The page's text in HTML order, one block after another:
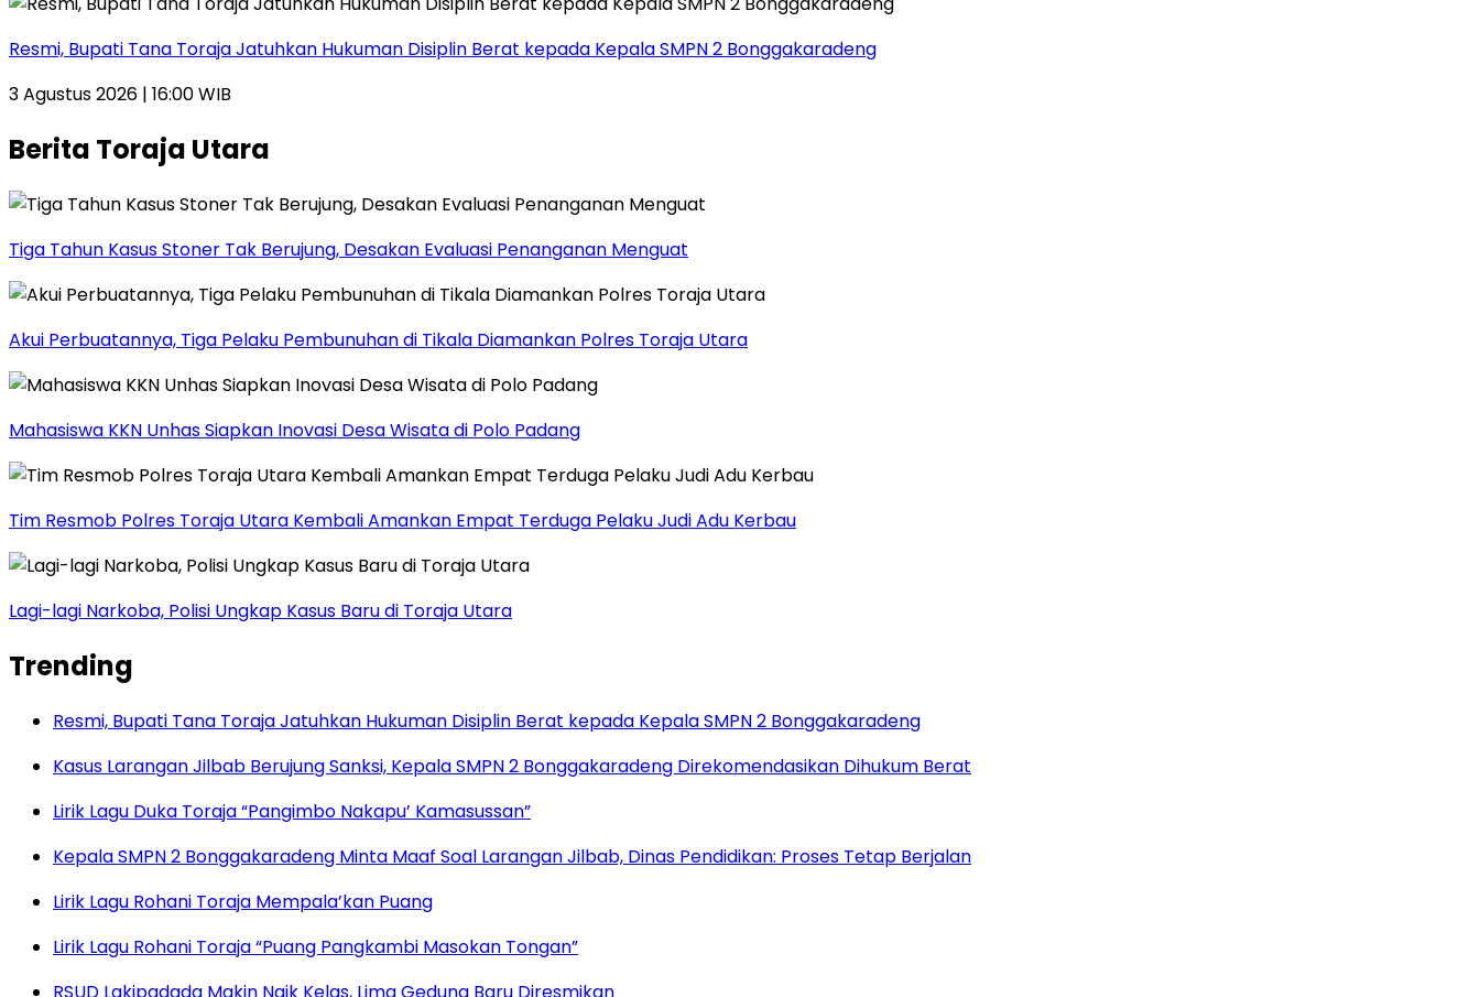
Resmi, Bupati Tana Toraja Jatuhkan Hukuman Disiplin Berat kepada Kepala SMPN 2 Bonggakaradeng
3 Agustus 2026 | 16:00 WIB
Berita Toraja Utara
Tiga Tahun Kasus Stoner Tak Berujung, Desakan Evaluasi Penanganan Menguat
Akui Perbuatannya, Tiga Pelaku Pembunuhan di Tikala Diamankan Polres Toraja Utara
Mahasiswa KKN Unhas Siapkan Inovasi Desa Wisata di Polo Padang
Tim Resmob Polres Toraja Utara Kembali Amankan Empat Terduga Pelaku Judi Adu Kerbau
Lagi-lagi Narkoba, Polisi Ungkap Kasus Baru di Toraja Utara
Trending
Resmi, Bupati Tana Toraja Jatuhkan Hukuman Disiplin Berat kepada Kepala SMPN 2 Bonggakaradeng
Kasus Larangan Jilbab Berujung Sanksi, Kepala SMPN 2 Bonggakaradeng Direkomendasikan Dihukum Berat
Lirik Lagu Duka Toraja “Pangimbo Nakapu’ Kamasussan”
Kepala SMPN 2 Bonggakaradeng Minta Maaf Soal Larangan Jilbab, Dinas Pendidikan: Proses Tetap Berjalan
Lirik Lagu Rohani Toraja Mempala’kan Puang
Lirik Lagu Rohani Toraja “Puang Pangkambi Masokan Tongan”